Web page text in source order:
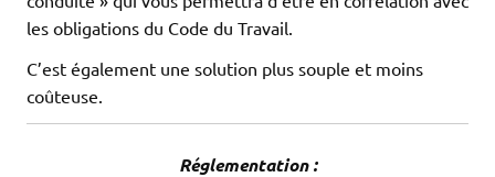
les obligations du Code du Travail.
C’est également une solution plus souple et moins
coûteuse.
Réglementation :